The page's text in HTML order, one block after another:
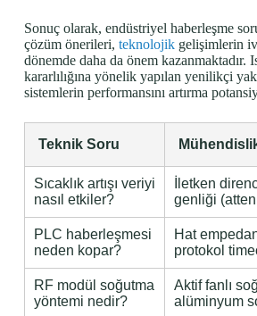
Sonuç olarak, endüstriyel haberleşme
çözüm önerileri, teknolojikgelişimlerin
dönemde daha da önem kazanmaktadır.
kararlılığına yönelik yapılan yenilikçi
sistemlerin performansını artırma
Teknik Soru
Sıcaklık artışı veriyi
nasıl etkiler?
İletken
genliği
PLC haberleşmesi
neden kopar?
Hat
protokol
RF modül soğutma
yöntemi nedir?
Aktif fanlı
alüminyum